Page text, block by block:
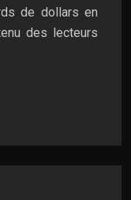
de dollars en
des lecteurs